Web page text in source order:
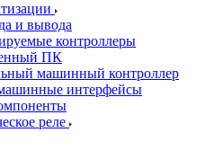
и вывода
контроллеры
ПК
машинный контроллер
интерфейсы
реле